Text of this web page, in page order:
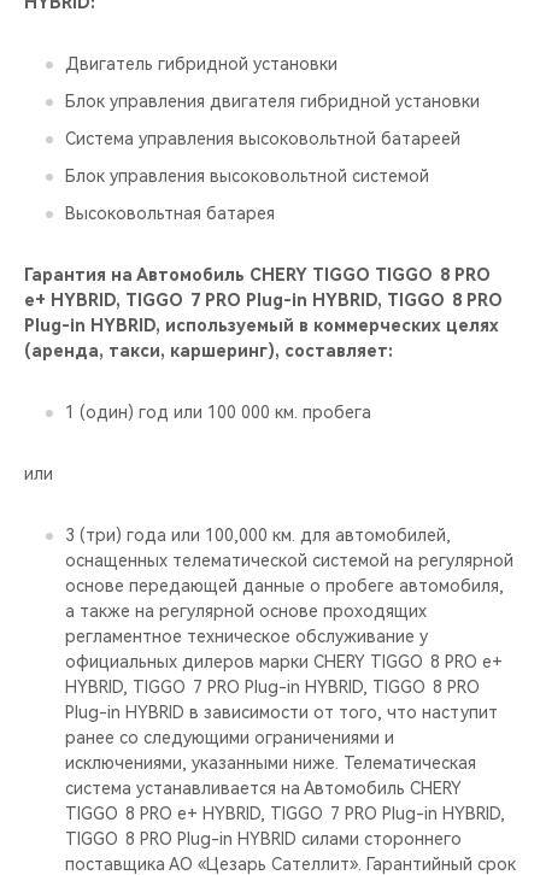
Двигатель гибридной установки
Блок управления двигателя гибридной установки
Система управления высоковольтной батареей
Блок управления высоковольтной системой
Высоковольтная батарея
Гарантия на Автомобиль CHERY TIGGO TIGGO 8 PRO
е+ HYBRID, TIGGO 7 PRO Plug-in HYBRID, TIGGO 8 PRO
Plug-in HYBRID, используемый в коммерческих целях
(аренда, такси, каршеринг), составляет:
1 (один) год или 100 000 км. пробега
или
3 (три) года или 100,000 км. для автомобилей,
оснащенных телематической системой на регулярной
основе передающей данные о пробеге автомобиля,
а также на регулярной основе проходящих
регламентное техническое обслуживание у
официальных дилеров марки CHERY TIGGO 8 PRO е+
HYBRID, TIGGO 7 PRO Plug-in HYBRID, TIGGO 8 PRO
Plug-in HYBRID в зависимости от того, что наступит
ранее со следующими ограничениями и
исключениями, указанными ниже. Телематическая
система устанавливается на Автомобиль CHERY
TIGGO 8 PRO е+ HYBRID, TIGGO 7 PRO Plug-in HYBRID,
TIGGO 8 PRO Plug-in HYBRID силами стороннего
поставщика АО «Цезарь Сателлит». Гарантийный срок